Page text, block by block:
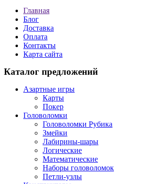
Главная
Блог
Доставка
Оплата
Контакты
Карта сайта
Каталог предложений
Азартные игры
Карты
Покер
Головоломки
Головоломки Рубика
Змейки
Лабирины-шары
Логические
Математические
Наборы головоломок
Петли-узлы